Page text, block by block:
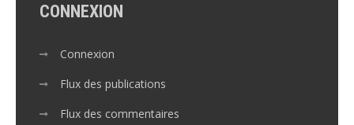
CONNEXION
Connexion
Flux des publications
Flux des commentaires